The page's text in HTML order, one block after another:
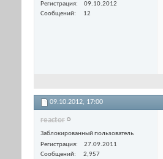
Регистрация
09.10.2012
Сообщений
12
09.10.2012, 17:00
reactor
Заблокированный пользователь
Регистрация
27.09.2011
Сообщений
2,957